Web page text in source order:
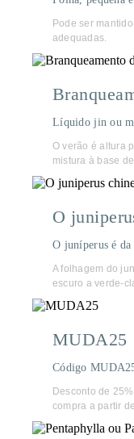
Pode ser
adequadas.
Líquido jin ou
O verão é altura
mistura à base
O
O juníperus é da
A folhagem do
escuro a verde-
MUDA25
Código
Desconto de
compra a partir